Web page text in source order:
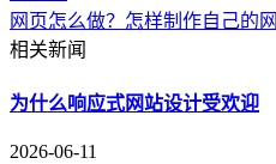
网页怎么做？怎样制作自己的网
相关新闻
为什么响应式网站设计受欢迎
2026-06-11